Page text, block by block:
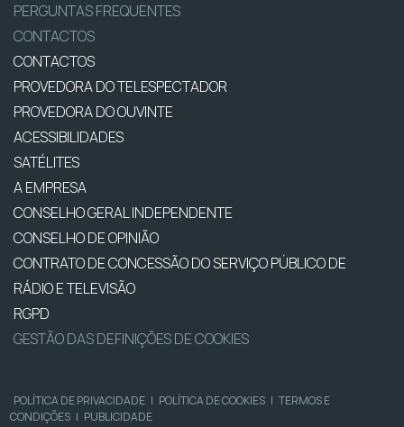
PERGUNTAS FREQUENTES
CONTACTOS
CONTACTOS
PROVEDORA DO TELESPECTADOR
PROVEDORA DO OUVINTE
ACESSIBILIDADES
SATÉLITES
A EMPRESA
CONSELHO GERAL INDEPENDENTE
CONSELHO DE OPINIÃO
CONTRATO DE CONCESSÃO DO SERVIÇO PÚBLICO DE
RÁDIO E TELEVISÃO
RGPD
GESTÃO DAS DEFINIÇÕES DE COOKIES
POLÍTICA DE PRIVACIDADE | POLÍTICA DE COOKIES | TERMOS E
CONDIÇÕES | PUBLICIDADE